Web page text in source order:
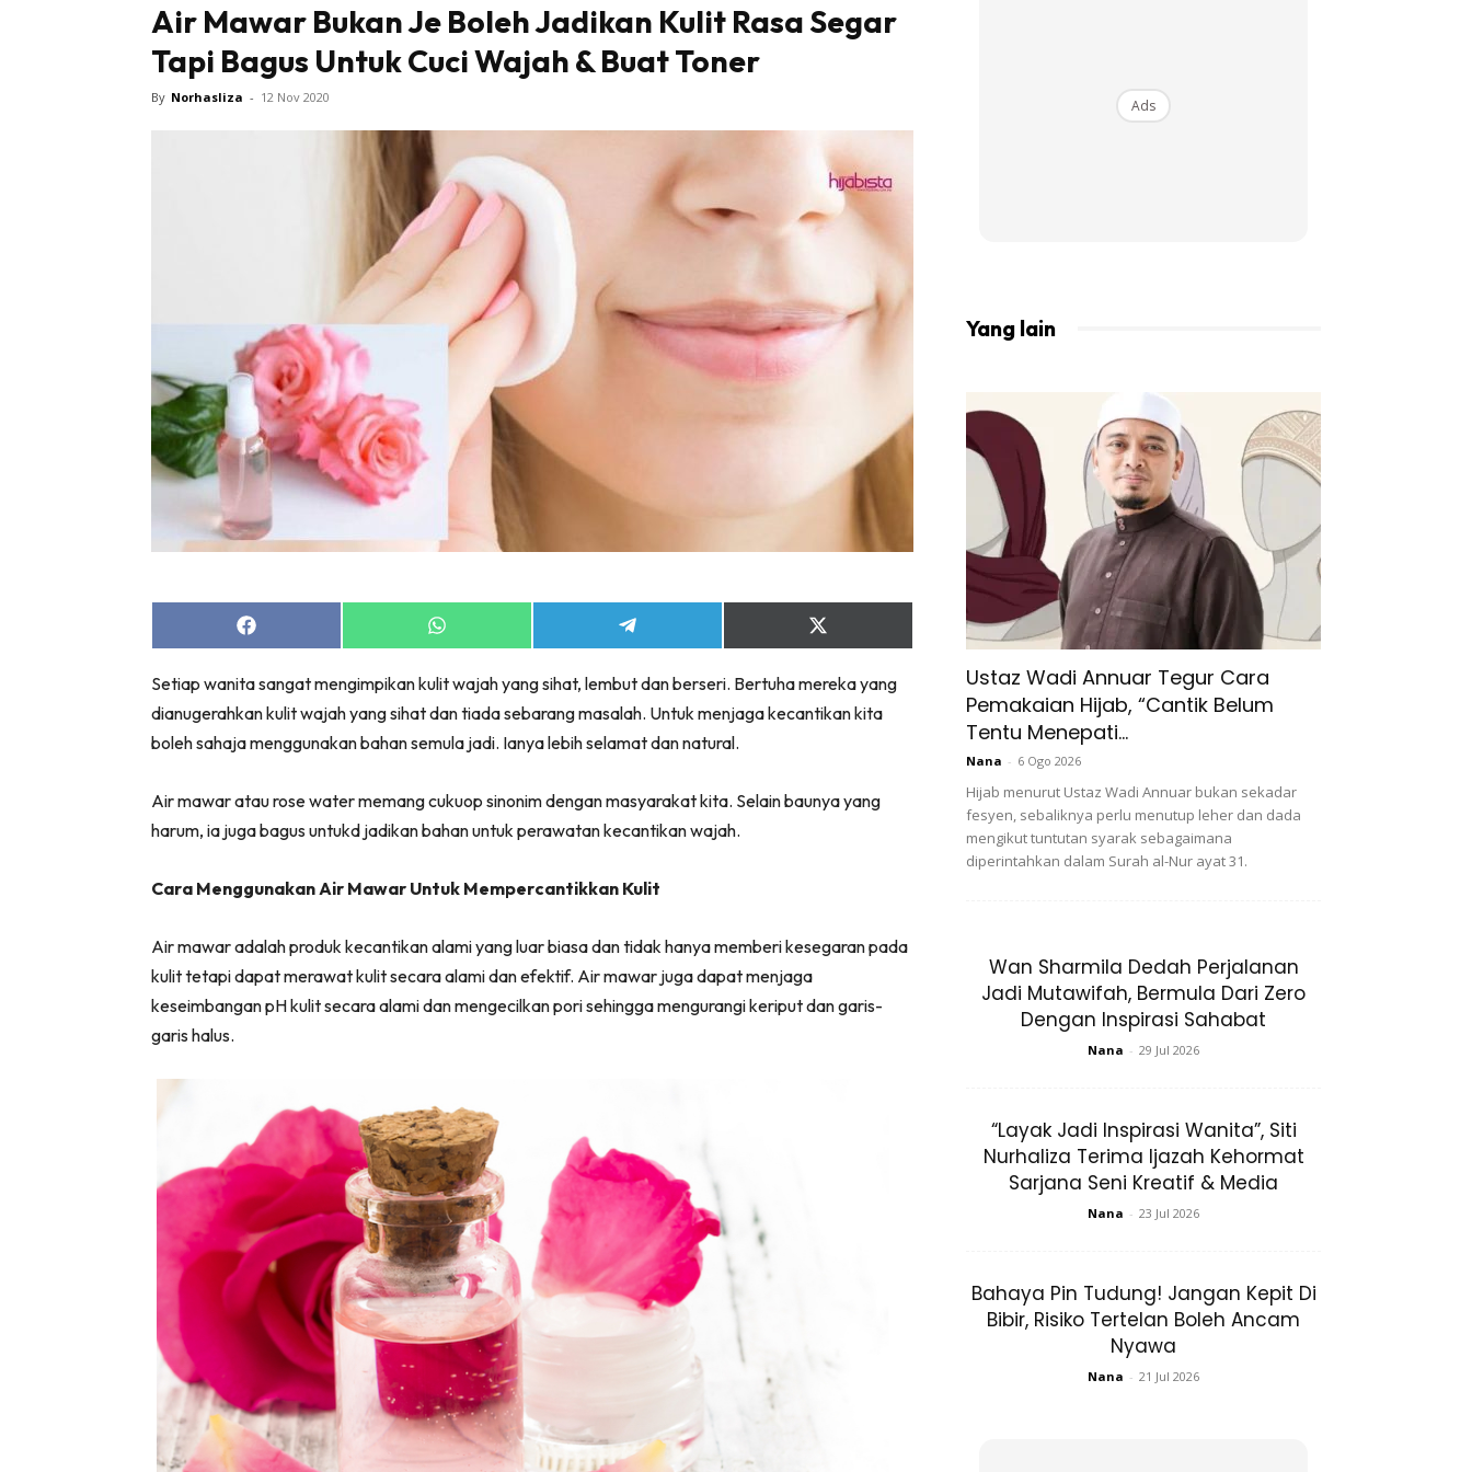
Tampil #1 on top dengan fashion muslimah terkini di HIJABISTA!
KLIK DI SEENI
Air Mawar Bukan Je Boleh Jadikan Kulit Rasa Segar
Tapi Bagus Untuk Cuci Wajah & Buat Toner
By Norhasliza - 12 Nov 2020
Share
on
Share
on
Share
on
Share
on
(Twitter)
Setiap wanita sangat mengimpikan kulit wajah yang sihat, lembut dan berseri. Bertuha mereka yang
dianugerahkan kulit wajah yang sihat dan tiada sebarang masalah. Untuk menjaga kecantikan kita
boleh sahaja menggunakan bahan semula jadi. Ianya lebih selamat dan natural.
Air mawar atau rose water memang cukuop sinonim dengan masyarakat kita. Selain baunya yang
harum, ia juga bagus untukd jadikan bahan untuk perawatan kecantikan wajah.
Cara Menggunakan Air Mawar Untuk Mempercantikkan Kulit
Air mawar adalah produk kecantikan alami yang luar biasa dan tidak hanya memberi kesegaran pada
kulit tetapi dapat merawat kulit secara alami dan efektif. Air mawar juga dapat menjaga
keseimbangan pH kulit secara alami dan mengecilkan pori sehingga mengurangi keriput dan garis-
garis halus.
Ads
Yang lain
Ustaz Wadi Annuar Tegur Cara
Pemakaian Hijab, “Cantik Belum
Tentu Menepati...
Nana - 6 Ogo 2026
Hijab menurut Ustaz Wadi Annuar bukan sekadar
fesyen, sebaliknya perlu menutup leher dan dada
mengikut tuntutan syarak sebagaimana
diperintahkan dalam Surah al-Nur ayat 31.
Wan Sharmila Dedah Perjalanan
Jadi Mutawifah, Bermula Dari Zero
Dengan Inspirasi Sahabat
Nana - 29 Jul 2026
“Layak Jadi Inspirasi Wanita”, Siti
Nurhaliza Terima Ijazah Kehormat
Sarjana Seni Kreatif & Media
Nana - 23 Jul 2026
Bahaya Pin Tudung! Jangan Kepit Di
Bibir, Risiko Tertelan Boleh Ancam
Nyawa
Nana - 21 Jul 2026